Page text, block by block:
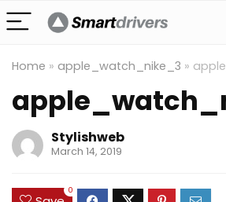
Home » apple_watch_nike_3 »
Stylishweb
March 14, 2019
0